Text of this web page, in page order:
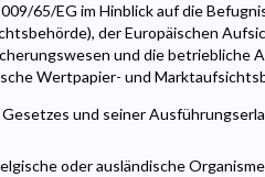
65/EG im Hinblick auf die
der Europäischen
und die betriebliche
Wertpapier- und
und seiner
oder ausländische